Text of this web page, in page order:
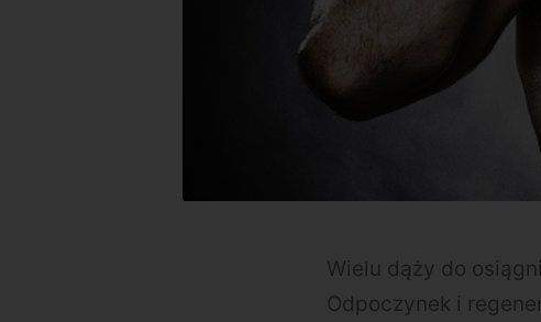
Wielu dąży do
Odpoczynek i